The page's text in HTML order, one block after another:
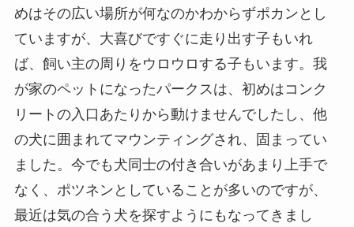
めはその広い場所が何なのかわからずポカンとし
ていますが、大喜びですぐに走り出す子もいれ
ば、飼い主の周りをウロウロする子もいます。我
が家のペットになったパークスは、初めはコンク
リートの入口あたりから動けませんでしたし、他
の犬に囲まれてマウンティングされ、固まってい
ました。今でも犬同士の付き合いがあまり上手で
なく、ポツネンとしていることが多いのですが、
最近は気の合う犬を探すようにもなってきまし